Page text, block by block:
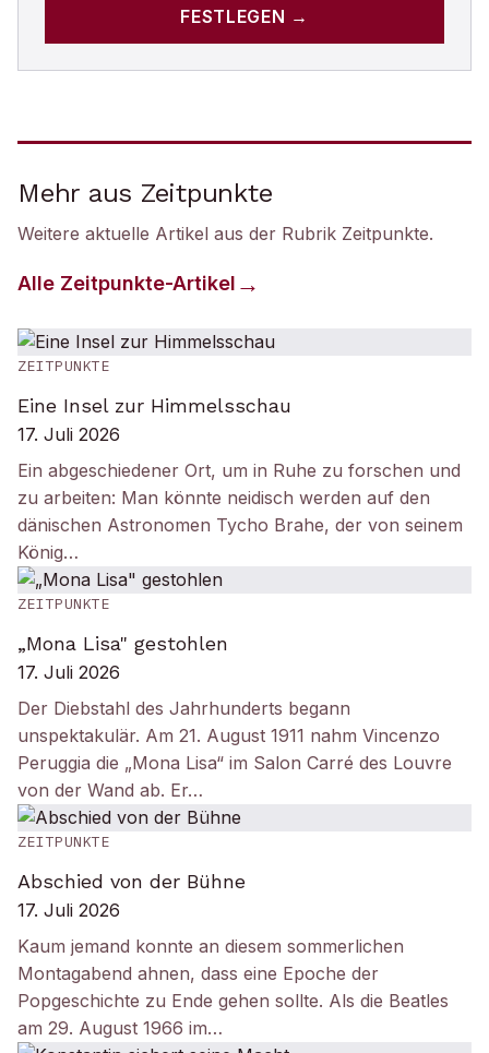
FESTLEGEN →
Mehr aus Zeitpunkte
Weitere aktuelle Artikel aus der Rubrik Zeitpunkte.
Alle Zeitpunkte-Artikel
ZEITPUNKTE
Eine Insel zur Himmelsschau
17. Juli 2026
Ein abgeschiedener Ort, um in Ruhe zu forschen und
zu arbeiten: Man könnte neidisch werden auf den
dänischen Astronomen Tycho Brahe, der von seinem
König…
ZEITPUNKTE
„Mona Lisa" gestohlen
17. Juli 2026
Der Diebstahl des Jahrhunderts begann
unspektakulär. Am 21. August 1911 nahm Vincenzo
Peruggia die „Mona Lisa“ im Salon Carré des Louvre
von der Wand ab. Er…
ZEITPUNKTE
Abschied von der Bühne
17. Juli 2026
Kaum jemand konnte an diesem sommerlichen
Montagabend ahnen, dass eine Epoche der
Popgeschichte zu Ende gehen sollte. Als die Beatles
am 29. August 1966 im…